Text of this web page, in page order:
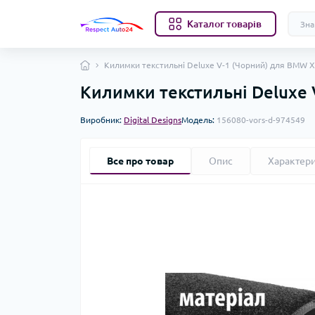
Каталог товарів
Килимки текстильні Deluxe V-1 (Чорний) для BMW
Килимки текстильні
Виробник: Digital DesignsМодель: 156080-vors-d-974549
Все про товар Опис